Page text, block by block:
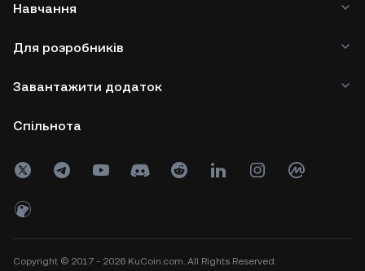
Навчання
Для розробників
Завантажити додаток
Спільнота
Copyright © 2017 - 2026 KuCoin.com. All Rights Reserved.